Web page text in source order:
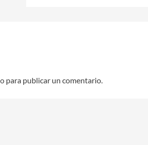
para publicar un comentario.